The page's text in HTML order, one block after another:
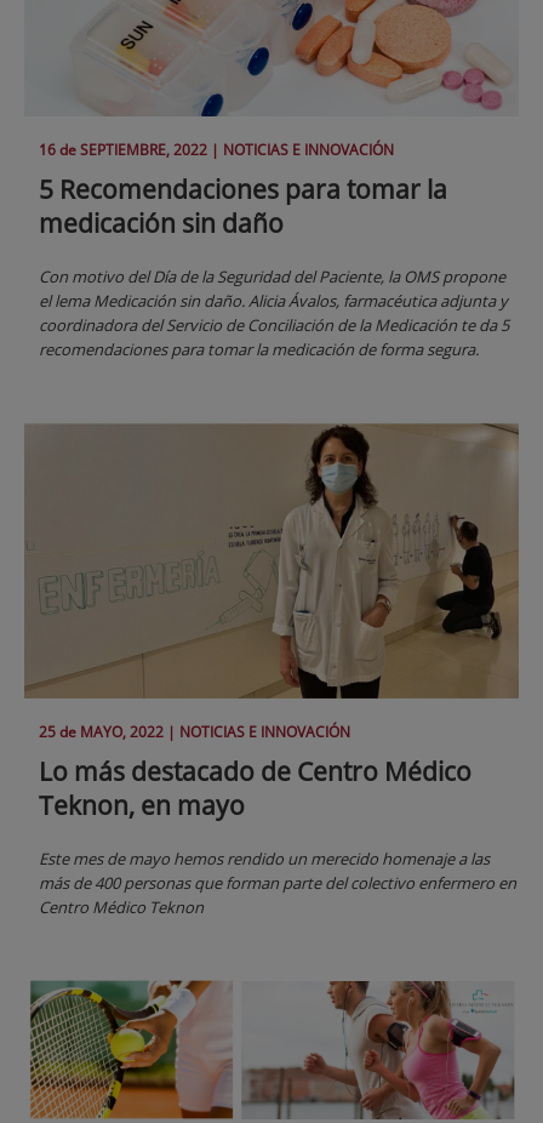
16 deSEPTIEMBRE, 2022 | NOTICIAS E INNOVACIÓN
5 Recomendaciones para tomar la
medicación sin daño
Con motivo del Día de la Seguridad del Paciente, la OMS propone
el lema Medicación sin daño. Alicia Ávalos, farmacéutica adjunta y
coordinadora del Servicio de Conciliación de la Medicación te da 5
recomendaciones para tomar la medicación de forma segura.
25 de MAYO, 2022 | NOTICIAS E INNOVACIÓN
Lo más destacado de Centro Médico
Teknon, en mayo
Este mes de mayo hemos rendido un merecido homenaje a las
más de 400 personas que forman parte del colectivo enfermero en
Centro Médico Teknon